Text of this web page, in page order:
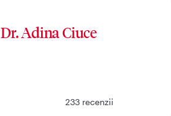
Dr. Adina Ciuce
233recenzii